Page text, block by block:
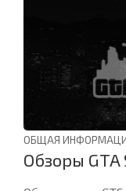
ОБЩАЯ
Обзоры GTA